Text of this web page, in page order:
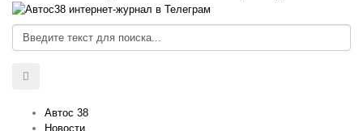
Автос 38
Новости